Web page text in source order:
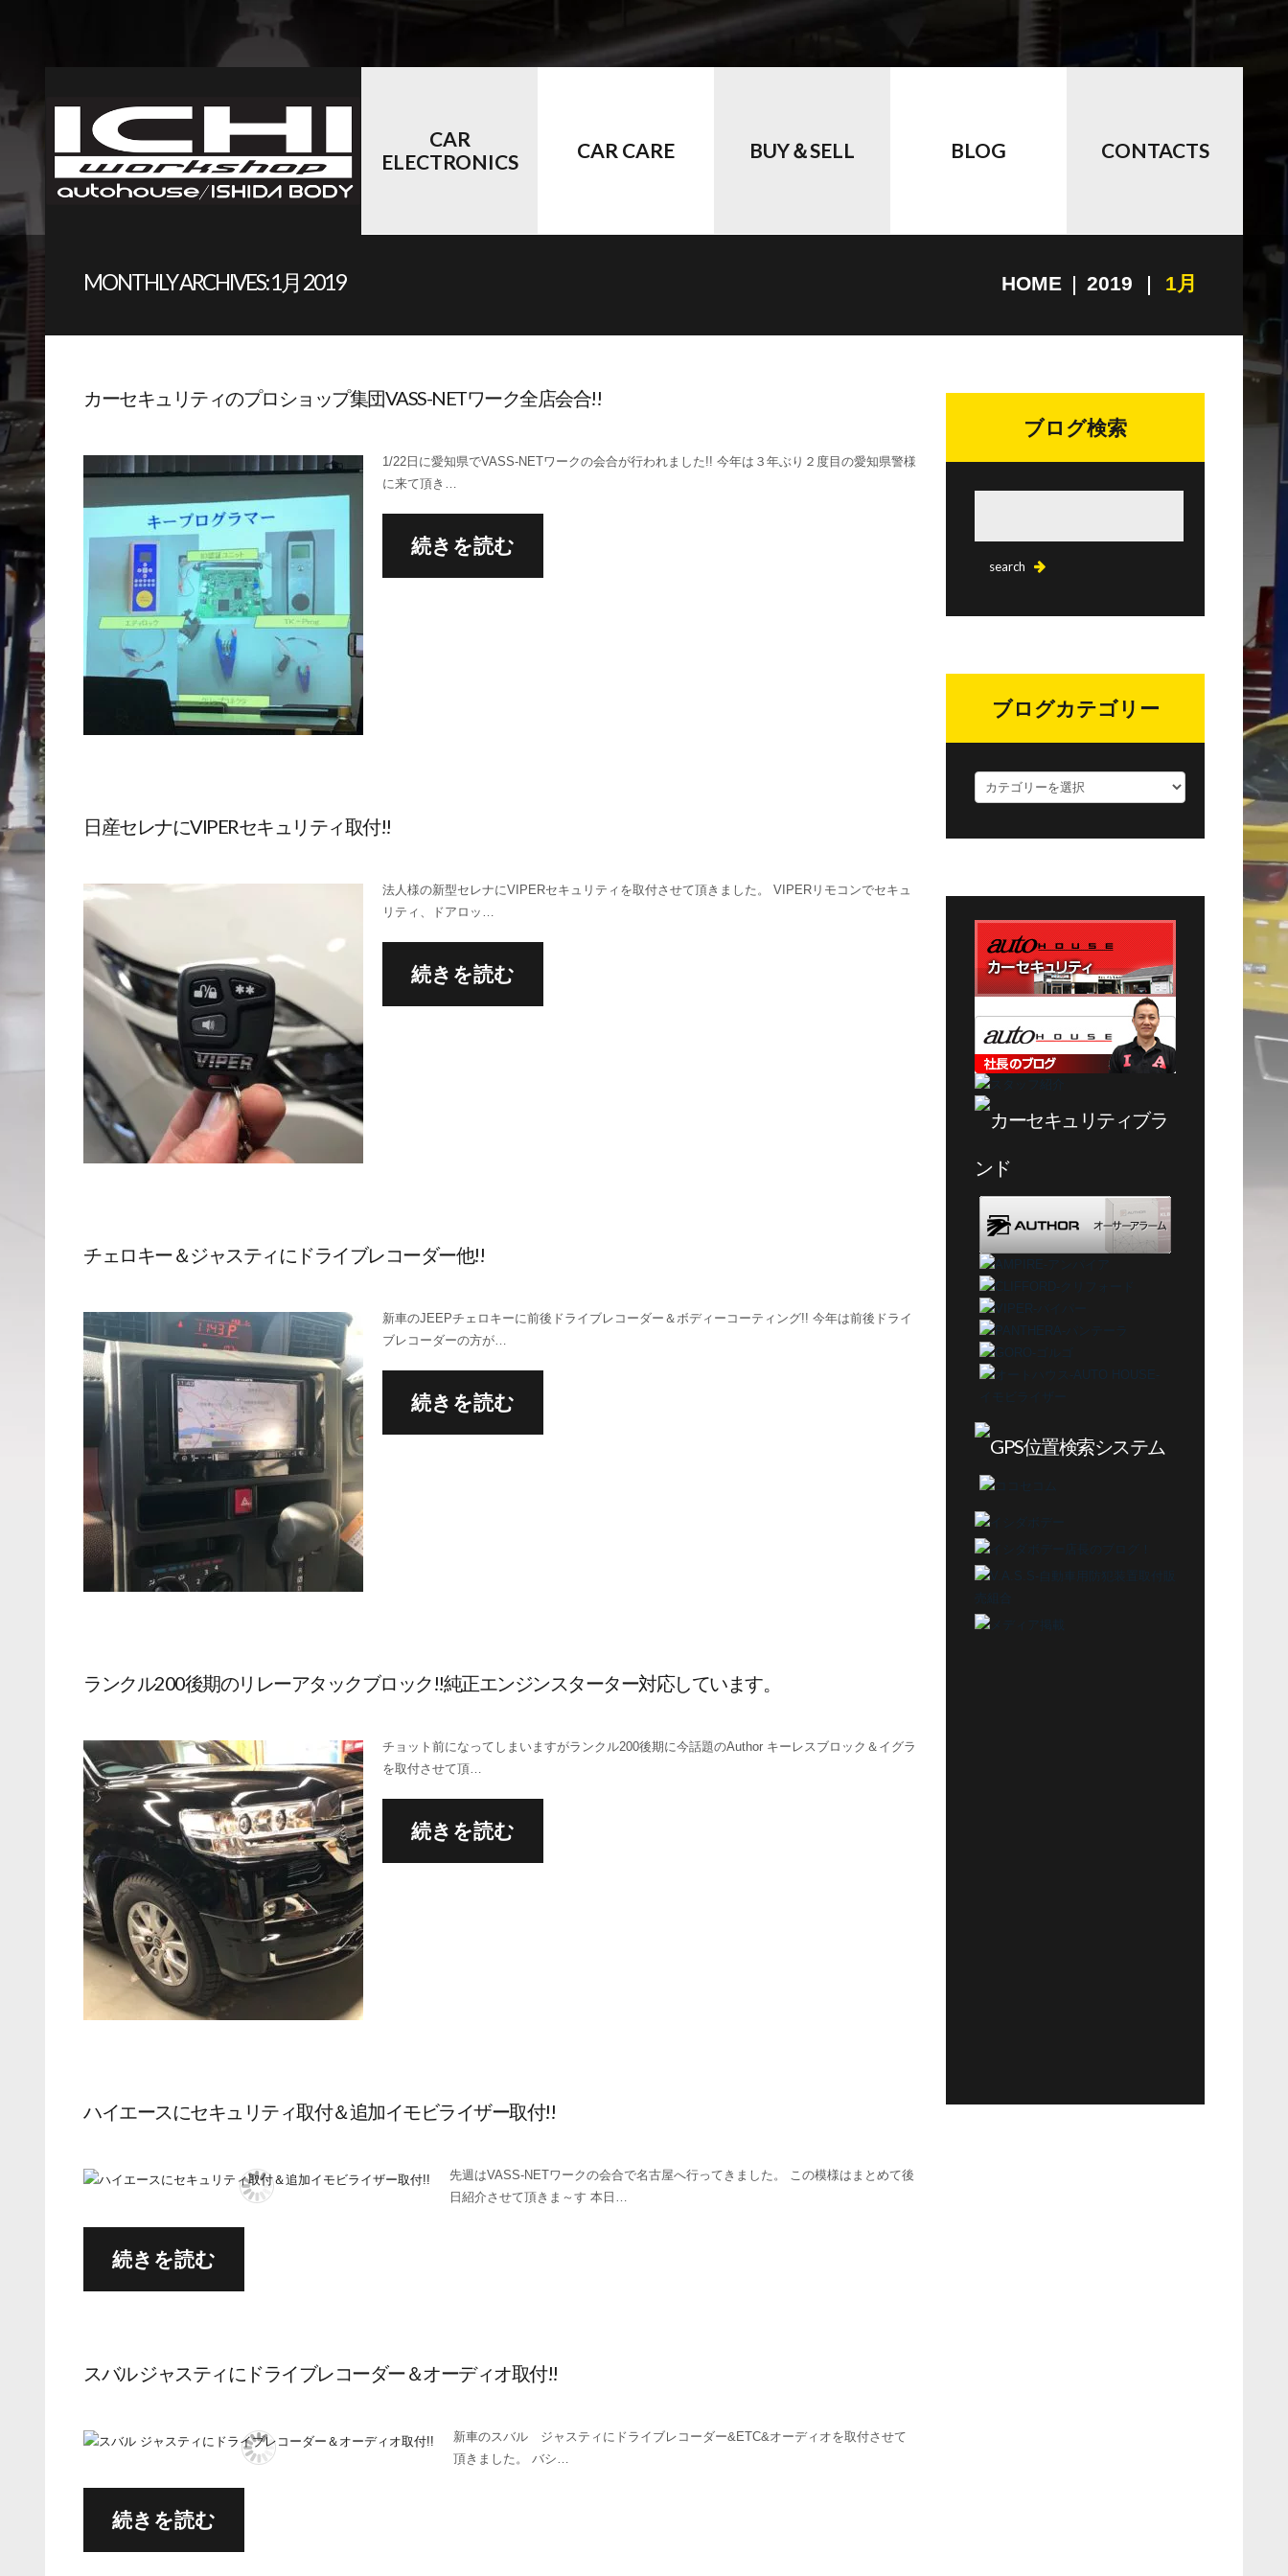
CAR
ELECTRONICS
CAR CARE BUY＆SELL BLOG CONTACTS
MONTHLY ARCHIVES:1月 2019 HOME 2019 1月
カーセキュリティのプロショップ集団VASS-NETワーク全店会合!!
1/22日に愛知県でVASS-NETワークの会合が行われました!! 今年は３年ぶり２度目の愛知県警様
に来て頂き…
続きを読む
日産セレナにVIPERセキュリティ取付!!
法人様の新型セレナにVIPERセキュリティを取付させて頂きました。 VIPERリモコンでセキュ
リティ、ドアロッ…
続きを読む
チェロキー＆ジャスティにドライブレコーダー他!!
新車のJEEPチェロキーに前後ドライブレコーダー＆ボディーコーティング!! 今年は前後ドライ
ブレコーダーの方が…
続きを読む
ランクル200後期のリレーアタックブロック!!純正エンジンスターター対応しています。
チョット前になってしまいますがランクル200後期に今話題のAuthor キーレスブロック＆イグラ
を取付させて頂…
続きを読む
ハイエースにセキュリティ取付＆追加イモビライザー取付!!
先週はVASS-NETワークの会合で名古屋へ行ってきました。 この模様はまとめて後
日紹介させて頂きま～す 本日…
続きを読む
スバル ジャスティにドライブレコーダー＆オーディオ取付!!
新車のスバル ジャスティにドライブレコーダー&ETC&オーディオを取付させて
頂きました。 バシ…
続きを読む
ブログ検索
ブログカテゴリー
ロ
ー